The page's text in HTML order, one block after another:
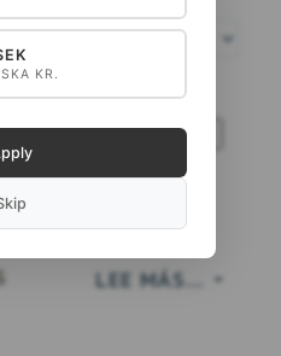
TILFØJ TIL ØNSKESKYEN
LEE MÁS...
KR.